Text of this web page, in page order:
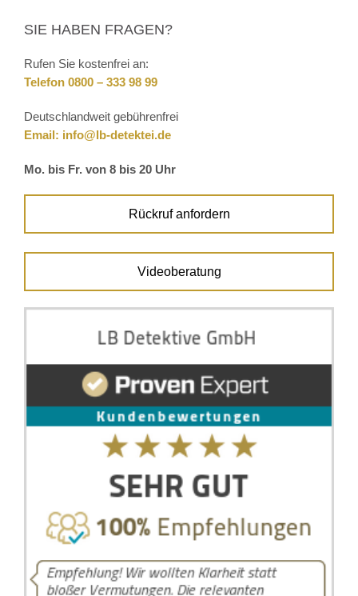
SIE HABEN FRAGEN?
Rufen Sie kostenfrei an:
Telefon 0800 – 333 98 99
Deutschlandweit gebührenfrei
Email: info@lb-detektei.de
Mo. bis Fr. von 8 bis 20 Uhr
Rückruf anfordern
Videoberatung